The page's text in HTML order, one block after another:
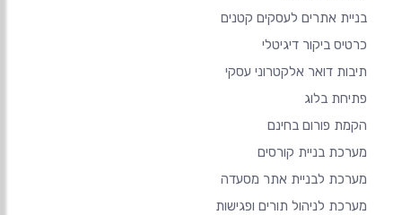
בניית אתרים לעסקים קטנים
כרטיס ביקור דיגיטלי
תיבות דואר אלקטרוני עסקי
פתיחת בלוג
הקמת פורום בחינם
מערכת בניית קורסים
מערכת לבניית אתר מסעדה
מערכת לניהול תורים ופגישות